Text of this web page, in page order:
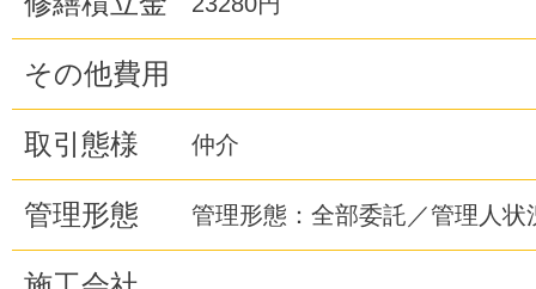
その他費用
取引態様 仲介
管理形態 管理形態：全部委託／管理人状